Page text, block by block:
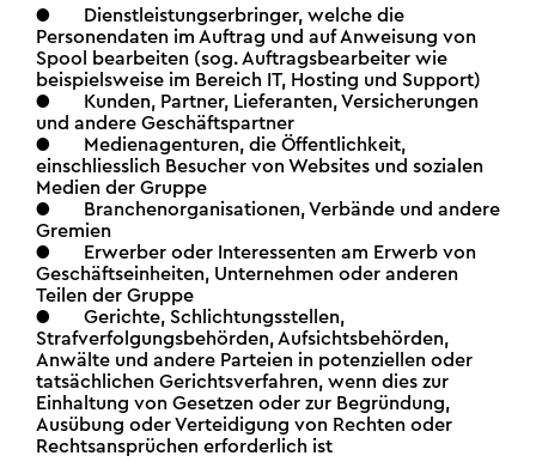
● Dienstleistungserbringer, welche die
Personendaten im Auftrag und auf Anweisung von
Spool bearbeiten (sog. Auftragsbearbeiter wie
beispielsweise im Bereich IT, Hosting und Support)
● Kunden, Partner, Lieferanten, Versicherungen
und andere Geschäftspartner
● Medienagenturen, die Öffentlichkeit,
einschliesslich Besucher von Websites und sozialen
Medien der Gruppe
● Branchenorganisationen, Verbände und andere
Gremien
● Erwerber oder Interessenten am Erwerb von
Geschäftseinheiten, Unternehmen oder anderen
Teilen der Gruppe
● Gerichte, Schlichtungsstellen,
Strafverfolgungsbehörden, Aufsichtsbehörden,
Anwälte und andere Parteien in potenziellen oder
tatsächlichen Gerichtsverfahren, wenn dies zur
Einhaltung von Gesetzen oder zur Begründung,
Ausübung oder Verteidigung von Rechten oder
Rechtsansprüchen erforderlich ist